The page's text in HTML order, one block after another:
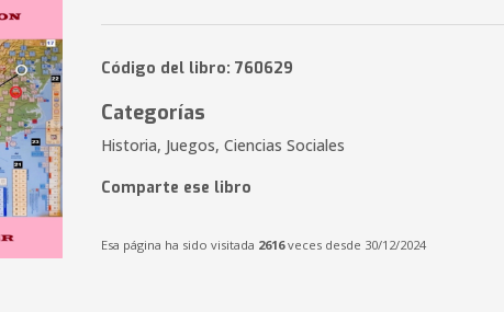
Código del libro: 760629
Categorías
Historia, Juegos, Ciencias Sociales
Comparte ese libro
Esa página ha sido visitada 2616veces desde 30/12/2024